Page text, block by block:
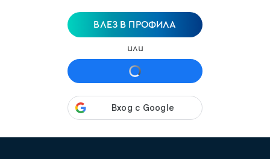
ВЛЕЗ В ПРОФИЛА
или